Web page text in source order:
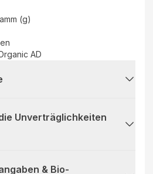
(g)
AD
Unverträglichkeiten
& Bio-